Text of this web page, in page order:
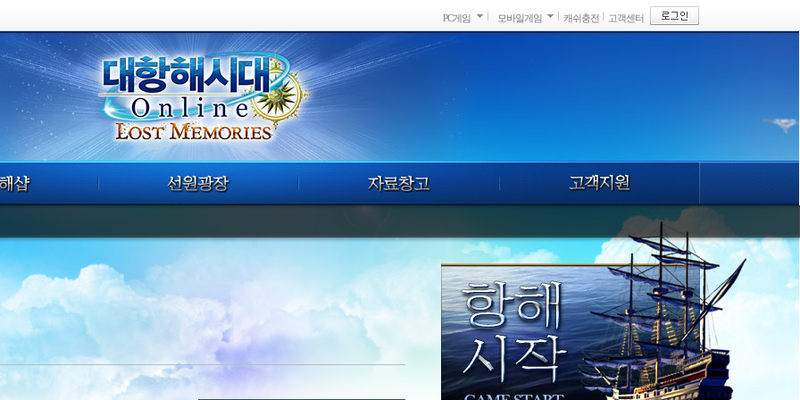
PC게임 모바일게임 캐쉬충전 고객센터